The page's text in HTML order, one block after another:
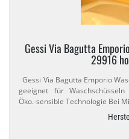
Gessi Via Bagutta
29916
Gessi Via Bagutta Emporio
geeignet für Waschschüsseln
Öko.​-sensible Technologie Bei